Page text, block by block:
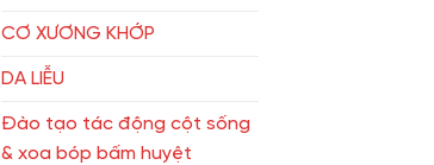
CƠ XƯƠNG KHỚP
DA LIỄU
Đào tạo tác động cột sống
& xoa bóp bấm huyệt